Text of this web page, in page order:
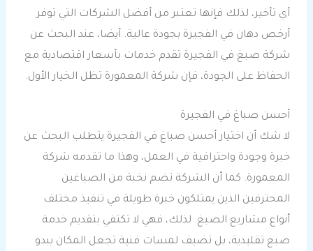
أي تأخير، لذلك فإنها تعتبر من أفضل الشركات التي توفر
أرخص دهان في الفجيرة بجودة عالية. أيضا، عند البحث عن
شركة صبغ في الفجيرة تقدم خدمات بأسعار اقتصادية مع
الحفاظ على الجودة، فإن شركة المعمورة تظل الخيار الأول.
أحسن صباغ في الفجيرة
لا شك أن اختيار أحسن صباغ في الفجيرة يتطلب البحث عن
خبرة وجودة واحترافية في العمل، وهذا ما تقدمه شركة
المعمورة. كما أن الشركة تضم نخبة من الصباغين
المحترفين الذين يمتلكون خبرة طويلة في تنفيذ مختلف
أنواع مشاريع الصبغ. لذلك، فهي لا تكتفي بتقديم خدمة
صبغ تقليدية، بل تضيف لمسات فنية تجعل المكان يبدو